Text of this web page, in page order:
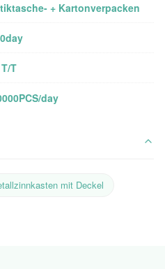
+ Kartonverpacken
T
day
mit Deckel